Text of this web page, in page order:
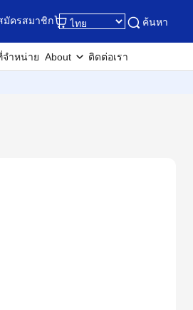
มัครสมาชิก ค้นหา
จำหน่าย About ติดต่อเรา